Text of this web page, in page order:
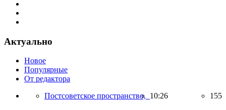
Актуально
Новое
Популярные
От редактора
Постсоветское пространство, 10:26 155